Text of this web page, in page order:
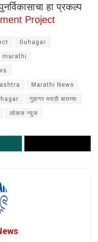
हा प्रकल्प
Project
Guhagar
marathi
Marathi News
गुहागर मराठी बातम्या
लोकल न्युज